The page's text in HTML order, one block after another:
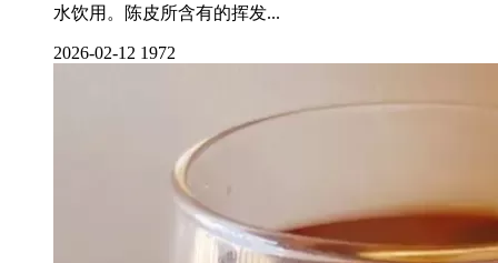
水饮用。陈皮所含有的挥发...
2026-02-12 1972